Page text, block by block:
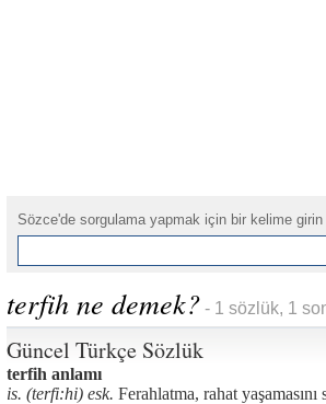
Sözce'de sorgulama yapmak için bir kelime girin
terfih ne demek? - 1 sözlük, 1
Güncel Türkçe Sözlük
terfih anlamı
is. (terfi:hi) esk. Ferahlatma, rahat